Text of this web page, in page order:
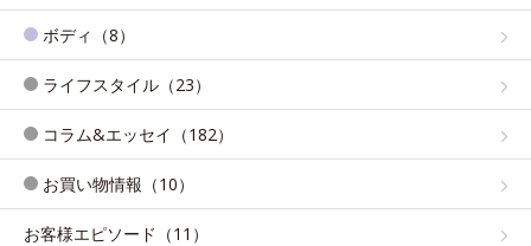
ボディ（8）
ライフスタイル（23）
コラム&エッセイ（182）
お買い物情報（10）
お客様エピソード（11）